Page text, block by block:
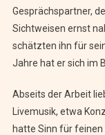
Gesprächspartner,
Sichtweisen ernst
schätzten ihn für
Jahre hat er sich im
Abseits der Arbeit
Livemusik, etwa
hatte Sinn für